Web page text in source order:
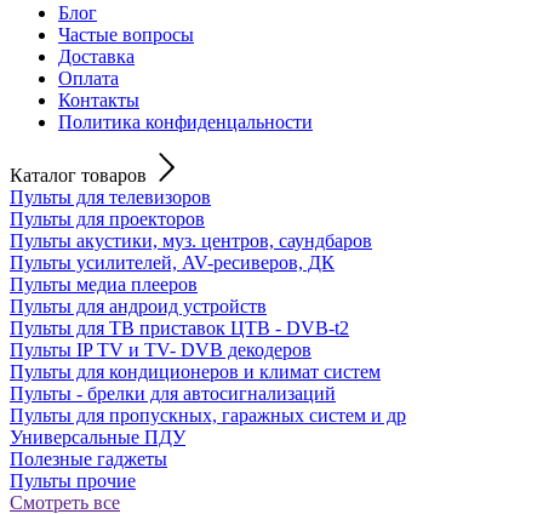
Блог
Частые вопросы
Доставка
Оплата
Контакты
Политика конфиденцальности
Каталог товаров
Пульты для телевизоров
Пульты для проекторов
Пульты акустики, муз. центров, саундбаров
Пульты усилителей, AV-ресиверов, ДК
Пульты медиа плееров
Пульты для андроид устройств
Пульты для ТВ приставок ЦТВ - DVB-t2
Пульты IP TV и TV- DVB декодеров
Пульты для кондиционеров и климат систем
Пульты - брелки для автосигнализаций
Пульты для пропускных, гаражных систем и др
Универсальные ПДУ
Полезные гаджеты
Пульты прочие
Смотреть все